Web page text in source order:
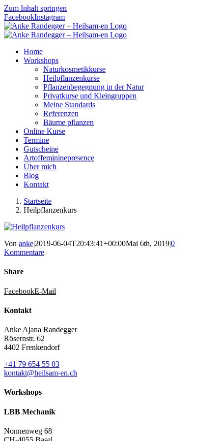
Zum Inhalt springen
FacebookInstagram
Home
Workshops
Naturkosmetikkurse
Heilpflanzenkurse
Pflanzenbegegnung in der Natur
Privatkurse und Kleingruppen
Meine Standards
Referenzen
Bäume pflanzen
Online Kurse
Termine
Gutscheine
Artoffemininepresence
Über mich
Blog
Kontakt
Startseite
Heilpflanzenkurs
Von anke|2019-06-04T20:43:41+00:00Mai 6th, 2019|0
Kommentare
Share
FacebookE-Mail
Kontakt
Anke Ajana Randegger
Rösernstr. 62
4402 Frenkendorf
+41 79 654 55 03
kontakt@heilsam-en.ch
Workshops
LBB Mechanik
Nonnenweg 68